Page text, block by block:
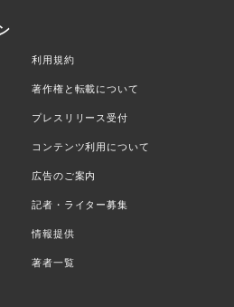
利用規約
著作権と転載について
プレスリリース受付
コンテンツ利用について
広告のご案内
記者・ライター募集
情報提供
著者一覧